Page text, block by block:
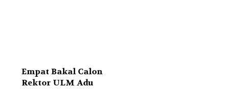
Empat Bakal Calon
Rektor ULM Adu